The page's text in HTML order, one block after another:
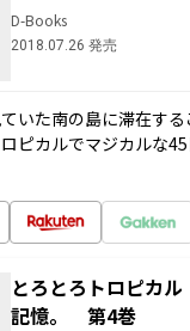
D-Books
2018.07.26 発売
いた南の島に滞在す
ピカルでマジカルな
とろとろトロピカ
記憶。 第4巻